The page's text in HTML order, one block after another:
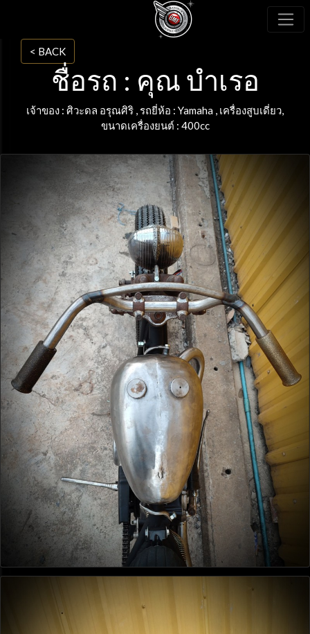
< BACK
ชื่อรถ : คุณ บำเรอ
เจ้าของ : ศิวะดล อรุณศิริ , รถยี่ห้อ : Yamaha , เครื่องสูบเดี่ยว,
ขนาดเครื่องยนต์ : 400cc